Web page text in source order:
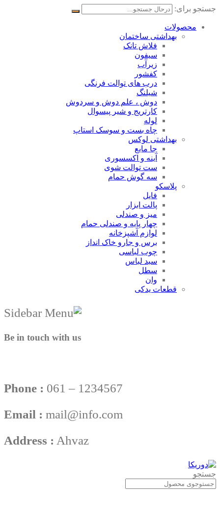
جستجو برای:
محصولات
بهداشتی ساختمان
فلاش تانک
سیفون
زیرآب
کفشور
درب های توالت فرنگی
شیلنگ
دوش ، علم دوش و سردوش
کارتریج و شیر پیسوال
لوله
چاه بست و سوسک استاپ
بهداشتی لوکس
جا مایع
آینه و اکسسوری
ست توالت شوی
سه گوش حمام
پلاسکو
فایل
پالت ابزار
میز و صندلی
چهار پایه و صندلی حمام
لوازم آشپزخانه
برس و جارو خاک انداز
چوب لباسی
سبد لباس
سطل
وان
قطعات یدکی
Be in touch with us
Phone : 061 – 1234567
Email : mail@info.com
Address : Ahvaz
جستجو